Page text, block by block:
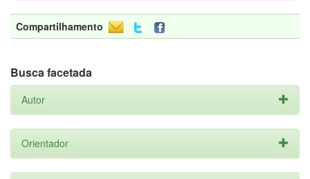
Compartilhamento
Busca facetada
Autor
Orientador